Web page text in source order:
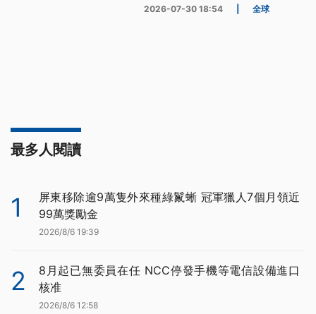
2026-07-30 18:54 全球
最多人閱讀
1
屏東移除逾9萬隻外來種綠鬣蜥 冠軍獵人7個月領近
99萬獎勵金
2026/8/6 19:39
2
8月起已無委員在任 NCC停發手機等電信設備進口
核准
2026/8/6 12:58